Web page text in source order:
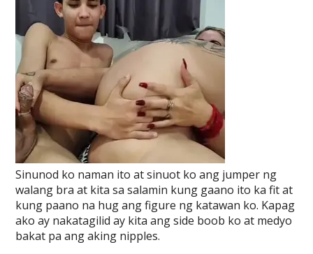
Sinunod ko naman ito at sinuot ko ang jumper ng
walang bra at kita sa salamin kung gaano ito ka fit at
kung paano na hug ang figure ng katawan ko. Kapag
ako ay nakatagilid ay kita ang side boob ko at medyo
bakat pa ang aking nipples.